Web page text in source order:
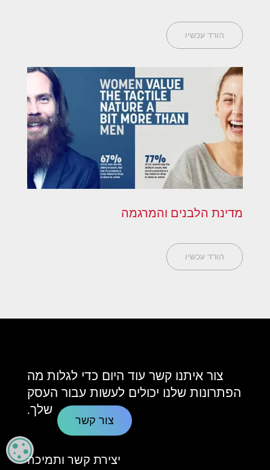
הורד עכשיו
מדינת הלבנים והמרגמה
הורד עכשיו
צור איתנו קשר עוד היום כדי לגלות מה
הפתרונות שלנו יכולים לעשות עבור העסק
שלך.
צור קשר
יצירת קשר ותמיכה